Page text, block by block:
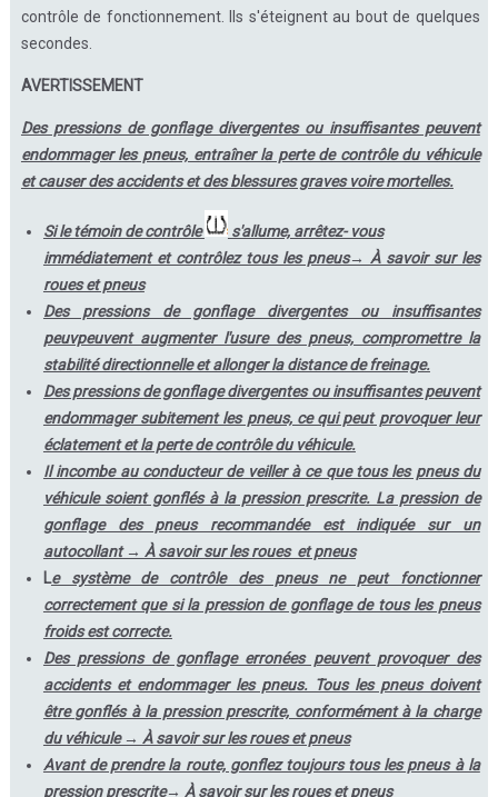
contrôle de fonctionnement. Ils s'éteignent au bout de quelques
secondes.
AVERTISSEMENT
Des pressions de gonflage divergentes ou insuffisantes peuvent
endommager les pneus, entraîner la perte de contrôle du véhicule
et causer des accidents et des blessures graves voire mortelles.
Si le témoin de contrôle
s'allume, arrêtez- vous
immédiatement et contrôlez tous les pneus→ À savoir sur les
roues et pneus
Des pressions de gonflage divergentes ou insuffisantes
peuvpeuvent augmenter l'usure des pneus, compromettre la
stabilité directionnelle et allonger la distance de freinage.
Des pressions de gonflage divergentes ou insuffisantes peuvent
endommager subitement les pneus, ce qui peut provoquer leur
éclatement et la perte de contrôle du véhicule.
Il incombe au conducteur de veiller à ce que tous les pneus du
véhicule soient gonflés à la pression prescrite. La pression de
gonflage des pneus recommandée est indiquée sur un
autocollant → À savoir sur les roues et pneus
Le système de contrôle des pneus ne peut fonctionner
correctement que si la pression de gonflage de tous les pneus
froids est correcte.
Des pressions de gonflage erronées peuvent provoquer des
accidents et endommager les pneus. Tous les pneus doivent
être gonflés à la pression prescrite, conformément à la charge
du véhicule → À savoir sur les roues et pneus
Avant de prendre la route, gonflez toujours tous les pneus à la
pression prescrite→ À savoir sur les roues et pneus